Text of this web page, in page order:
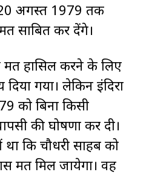
20 अगस्त 1979 तक
साबित कर देंगे।
मत हासिल करने के लिए
गया। लेकिन इंदिरा
को बिना किसी
की घोषणा कर दी।
कि चौधरी साहब को
मत मिल जायेगा। वह